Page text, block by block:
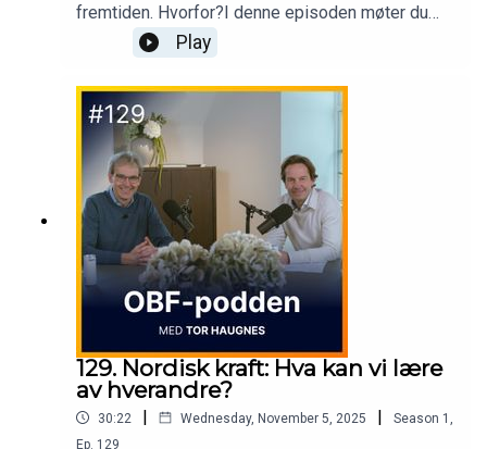
fremtiden. Hvorfor?I denne episoden møter du
Iselin Songe-Møller og Paal Holter fra Sopra
Steria - som mener at fremtidens ledelse ikke
først og fremst handler om strategi, men om
mennesker.Hvordan lukker vi gapet mellom planer
og faktisk adferd? Hva betyr det å være «future
ready» i praksis?
Play
129. Nordisk kraft: Hva kan vi lære
av hverandre?
30:22 | Wednesday, November 5, 2025 | Season 1
Ep. 129